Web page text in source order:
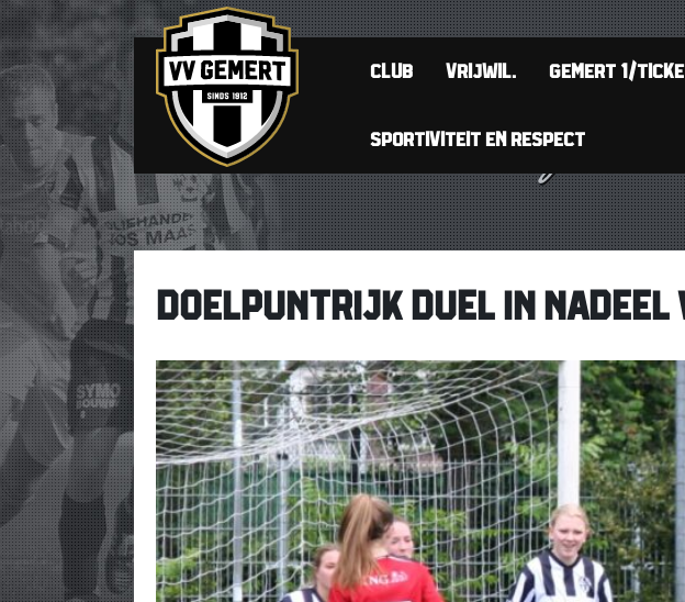
CLUB VRIJWIL. GEMERT 1/
SPORTIVITEIT EN RESPECT
DOELPUNTRIJK DUEL IN NADEEL